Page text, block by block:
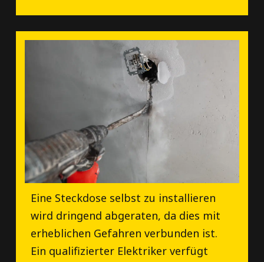
Eine Steckdose selbst zu installieren
wird dringend abgeraten, da dies mit
erheblichen Gefahren verbunden ist.
Ein qualifizierter Elektriker verfügt